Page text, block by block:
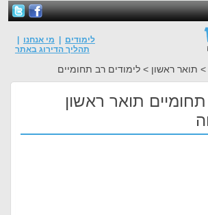
לימודים מי אנחנו
תהליך הדירוג באתר
> תואר ראשון > לימודים רב תחומיים
תואר ראשון